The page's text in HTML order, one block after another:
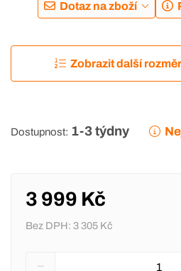
Dotaz na zboží
Zobrazit další
Dostupnost: 1-3 týdny
3 999 Kč
Bez DPH: 3 305 Kč